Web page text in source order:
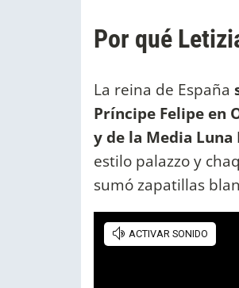
Por qué
La reina de España
Príncipe Felipe en
y de la Media Luna
estilo palazzo y
sumó zapatillas